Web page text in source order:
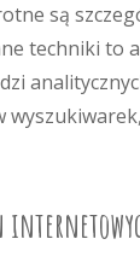
są
techniki to